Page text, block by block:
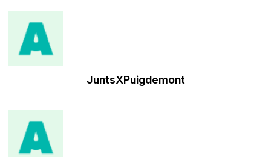
JuntsXPuigdemont